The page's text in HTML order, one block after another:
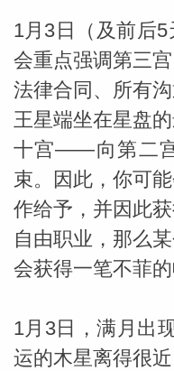
米勒
1月3日（及前后
会重点强调第三
法律合同、所有
王星端坐在星盘
十宫——向第二
束。因此，你可
作给予，并因此
自由职业，那么
会获得一笔不菲的
1月3日，满月出
运的木星离得很